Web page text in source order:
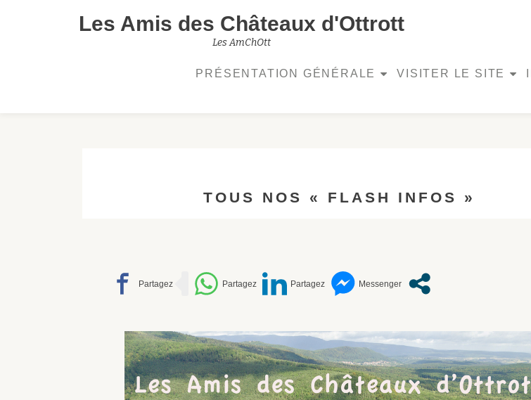
Les Amis des Châteaux d'Ottrott
Les AmChOtt
PRÉSENTATION GÉNÉRALE VISITER LE SITE
TOUS NOS « FLASH INFOS »